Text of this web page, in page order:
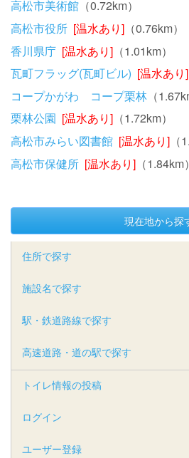
高松市美術館 （0.72km）
高松市役所 [温水あり] （0.76km）
香川県庁 [温水あり] （1.01km）
瓦町フラッグ(瓦町ビル) [温水あり]
コープかがわ コープ栗林 （
栗林公園 [温水あり] （1.72km）
高松市みらい図書館 [温水あり] （
高松市保健所 [温水あり] （1.84km）
現在地から探
住所で探す
施設名で探す
駅・鉄道路線で探す
高速道路・道の駅で探す
トイレ情報の投稿
ログイン
ユーザー登録